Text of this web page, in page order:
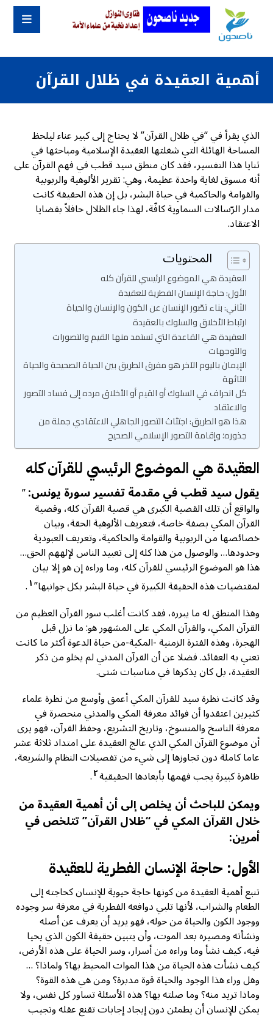
أهمية العقيدة في ظلال القرآن
الذي يقرأ في “في ظلال القرآن” لا يحتاج إلى كبير عناء ليلحظ
المساحة الهائلة التي شغلتها العقيدة الإسلامية ومباحثها في
ثنايا هذا التفسير، فقد كان منطق سيد قطب في فهم القرآن على
أنه مسوق لغاية واحدة عظيمة، وهي: تقرير الألوهية والربوبية
والقوامة والحاكمية في حياة البشر، بل إن هذه الحقيقة كانت
مدار الرّسالات السماوية كافّة، لهذا جاء الظلال حافلاً بقضايا
الاعتقاد.
المحتويات
العقيدة هي الموضوع الرئيسي للقرآن كله
الأول: حاجة الإنسان الفطرية للعقيدة
الثاني: بناء تصّور الإنسان عن الكون والإنسان والحياة
ارتباط الأخلاق والسلوك بالعقيدة
العقيدة هي القاعدة التي تستمد منها القيم والتصورات
والتوجهات
الإيمان باليوم الآخر هو مفرق الطريق بين الحياة الصحيحة والحياة
التائهة
كل انحراف في السلوك أو القيم أو الأخلاق مرده إلى فساد التصور
والاعتقاد
هذا هو الطريق: اجتثاث التصور الجاهلي الاعتقادي جملة من
جذوره؛ وإقامة التصور الإسلامي الصحيح
العقيدة هي الموضوع الرئيسي للقرآن كله
يقول سيد قطب في مقدمة تفسير سورة يونس:”
والواقع أن تلك القضية الكبرى هي قضية القرآن كله، وقضية
القرآن المكي بصفة خاصة، فتعريف الألوهية الحقة، وبيان
خصائصها من الربوبية والقوامة والحاكمية، وتعريف العبودية
وحدودها… والوصول من هذا كله إلى تعبيد الناس لإلههم الحق…
هذا هو الموضوع الرئيسي للقرآن كله، وما وراءه إن هو إلا بيان
لمقتضيات هذه الحقيقة الكبيرة في حياة البشر بكل جوانبها”١.
وهذا المنطق له ما يبرره، فقد كانت أغلب سور القرآن العظيم من
القرآن المكي، والقرآن المكي على المشهور هو: ما نزل قبل
الهجرة، وهذه الفترة الزمنية -المكية-من حياة الدعوة أكثر ما كانت
تعني به العقائد. فضلا عن أن القرآن المدني لم يخلو من ذكر
العقيدة، بل كان يذكرها في مناسبات شتى.
وقد كانت نظرة سيد للقرآن المكي أعمق وأوسع من نظرة علماء
كثيرين اعتقدوا أن فوائد معرفة المكي والمدني منحصرة في
معرفة الناسخ والمنسوخ، وتاريخ التشريع، وحفظ القرآن، فهو يرى
أن موضوع القرآن المكي الذي عالج العقيدة على امتداد ثلاثة عشر
عاما كاملة دون تجاوزها إلى شيء من تفصيلات النظام والشريعة،
ظاهرة كبيرة يجب فهمها بأبعادها الحقيقية٢.
ويمكن للباحث أن يخلص إلى أن أهمية العقيدة من
خلال القرآن المكي في “ظلال القرآن” تتلخص في
أمرين:
الأول: حاجة الإنسان الفطرية للعقيدة
تنبع أهمية العقيدة من كونها حاجة حيوية للإنسان كحاجته إلى
الطعام والشراب، لأنها تلبي دوافعه الفطرية في معرفة سر وجوده
ووجود الكون والحياة من حوله، فهو يريد أن يعرف عن أصله
ونشأته ومصيره بعد الموت، وأن يتبين حقيقة الكون الذي يحيا
فيه، كيف نشأ وما وراءه من أسرار، وسر الحياة على هذه الأرض،
كيف نشأت هذه الحياة من هذا الموات المحيط بها؟ ولماذا؟ …
وهل وراء هذا الوجود والحياة قوة مدبرة؟ ومن هي هذه القوة؟
وماذا تريد منه؟ وما صلته بها؟ هذه الأسئلة تساور كل نفس، ولا
يمكن للإنسان أن يطمئن دون إيجاد إجابات تقنع عقله وتجيب